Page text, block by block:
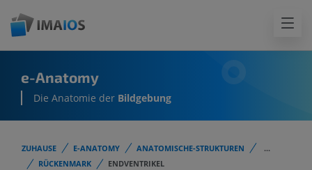
e-Anatomy
Die Anatomie der Bildgebung
ZUHAUSE E-ANATOMY ANATOMISCHE-STRUKTUREN
...
RÜCKENMARK
ENDVENTRIKEL